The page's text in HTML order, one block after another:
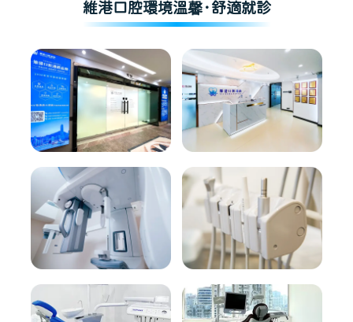
維港口腔環境溫馨·舒適就診